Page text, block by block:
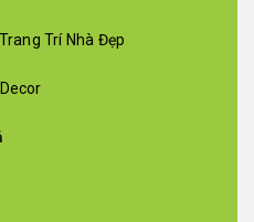
Trí Nhà Đẹp